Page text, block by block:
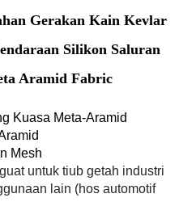
Gerakan Kain Kevlar
Silikon Saluran
Aramid Fabric
Kuasa Meta-Aramid
Mesh
untuk tiub getah industri
lain (hos automotif